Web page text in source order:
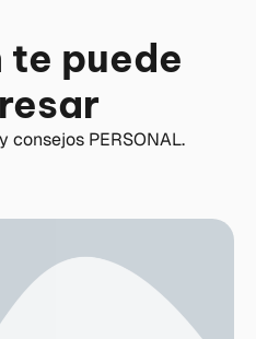
te puede
consejos PERSONAL.